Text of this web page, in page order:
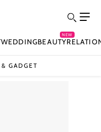
WEDDINGBEAUTY
NEW
GADGET